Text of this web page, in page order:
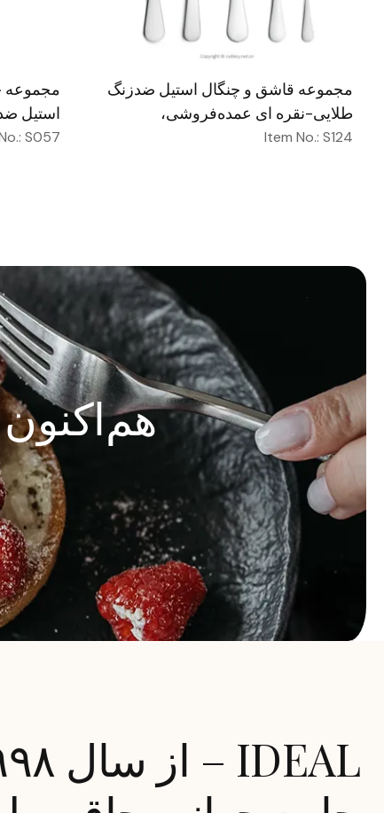
مجموعه قاشق و چنگال استیل ضدزنگ
طلایی-نقره ای عمده‌فروشی،
عروسی، رستوران، قاشق و چنگال
Item No.: S124
مجموعه
استیل
صیقلی
S057